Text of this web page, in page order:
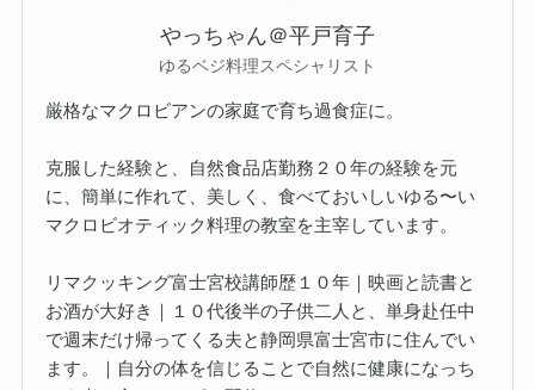
やっちゃん＠平戸育子
ゆるベジ料理スペシャリスト
厳格なマクロビアンの家庭で育ち過食症に。
克服した経験と、自然食品店勤務２０年の経験を元
に、簡単に作れて、美しく、食べておいしいゆる〜い
マクロビオティック料理の教室を主宰しています。
リマクッキング富士宮校講師歴１０年｜映画と読書と
お酒が大好き｜１０代後半の子供二人と、単身赴任中
で週末だけ帰ってくる夫と静岡県富士宮市に住んでい
ます。｜自分の体を信じることで自然に健康になっち